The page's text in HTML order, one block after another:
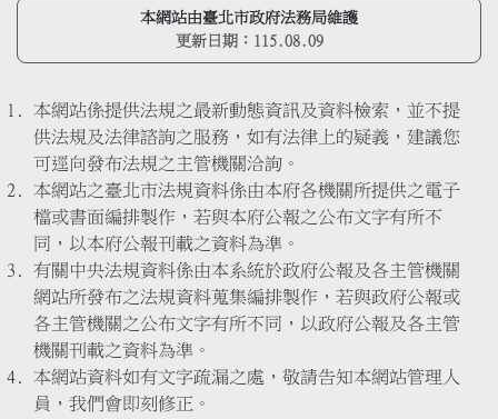
本網站由臺北市政府法務局維護
更新日期： 115.08.09
本網站係提供法規之最新動態資訊及資料檢索，並不提
供法規及法律諮詢之服務，如有法律上的疑義，建議您
可逕向發布法規之主管機關洽詢。
本網站之臺北市法規資料係由本府各機關所提供之電子
檔或書面編排製作，若與本府公報之公布文字有所不
同，以本府公報刊載之資料為準。
有關中央法規資料係由本系統於政府公報及各主管機關
網站所發布之法規資料蒐集編排製作，若與政府公報或
各主管機關之公布文字有所不同，以政府公報及各主管
機關刊載之資料為準。
本網站資料如有文字疏漏之處，敬請告知本網站管理人
員，我們會即刻修正。